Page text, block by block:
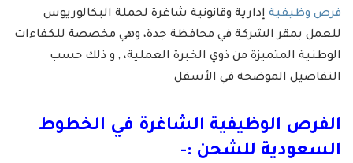
فرص وظيفية إدارية وقانونية شاغرة لحملة البكالوريوس
للعمل بمقر الشركة في محافظة جدة، وهي مخصصة للكفاءات
الوطنية المتميزة من ذوي الخبرة العملية، , و ذلك حسب
التفاصيل الموضحة في الأسفل
الفرص الوظيفية الشاغرة في الخطوط
السعودية للشحن :-